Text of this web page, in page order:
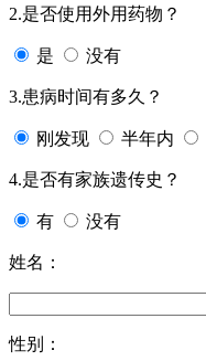
2.是否使用外用药物？
是 没有
3.患病时间有多久？
刚发现 半年内
4.是否有家族遗传史？
有 没有
姓名：
性别：